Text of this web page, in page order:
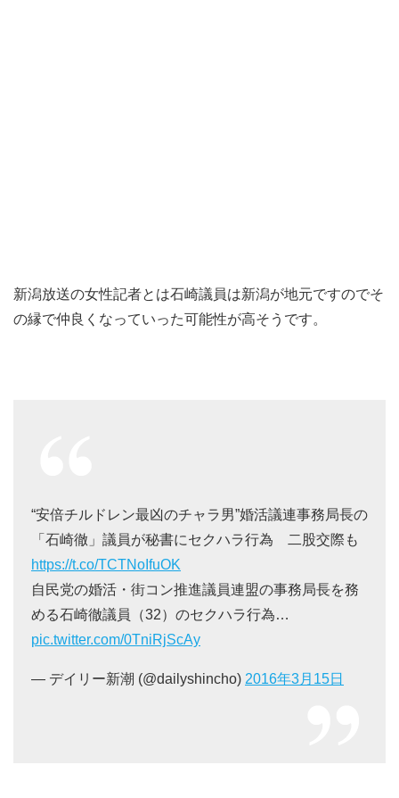
新潟放送の女性記者とは石崎議員は新潟が地元ですのでそ
の縁で仲良くなっていった可能性が高そうです。
“安倍チルドレン最凶のチャラ男”婚活議連事務局長の
「石崎徹」議員が秘書にセクハラ行為 二股交際も
https://t.co/TCTNoIfuOK
自民党の婚活・街コン推進議員連盟の事務局長を務
める石崎徹議員（32）のセクハラ行為…
pic.twitter.com/0TniRjScAy
— デイリー新潮 (@dailyshincho) 2016年3月15日